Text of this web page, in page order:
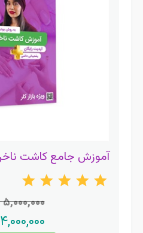
آموزش جامع کاشت
۵,۰۰۰,۰۰۰ تومان
۴,۰۰۰,۰۰۰